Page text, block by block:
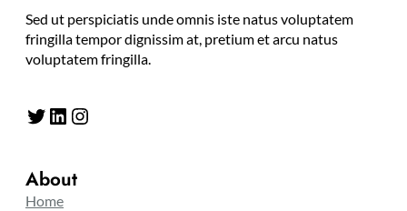
Sed ut perspiciatis unde omnis iste natus voluptatem
fringilla tempor dignissim at, pretium et arcu natus
voluptatem fringilla.
Twitter LinkedIn Instagram
About
Home